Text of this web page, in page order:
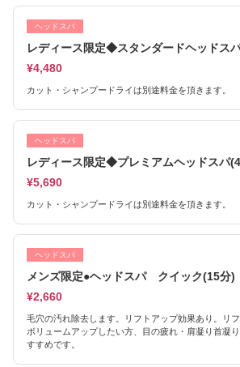
ヘッドスパ
レディース限定◆スタンダードヘッドス
¥4,480
カット・シャンプードライは別途料金を頂きます。
ヘッドスパ
レディース限定◆プレミアムヘッドスパ
¥5,690
カット・シャンプードライは別途料金を頂きます。
ヘッドスパ
メンズ限定●ヘッドスパ クイック(15分)
¥2,660
毛穴の汚れ除去します。リフトアップ効果あり。リフ
ボリュームアップしたい方、目の疲れ・肩凝り首凝
すすめです。